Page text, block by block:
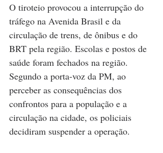
O tiroteio provocou a interrupção do
tráfego na Avenida Brasil e da
circulação de trens, de ônibus e do
BRT pela região. Escolas e postos de
saúde foram fechados na região.
Segundo a porta-voz da PM, ao
perceber as consequências dos
confrontos para a população e a
circulação na cidade, os policiais
decidiram suspender a operação.